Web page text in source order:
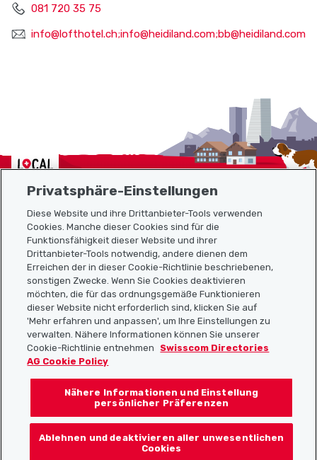
081 720 35 75
info@lofthotel.ch;info@heidiland.com;bb@heidiland.com
Localcities
Sitemap
Nützliche Links
Localcities App herunterladen
Folgt uns auf:
Privatsphäre-Einstellungen
Diese Website und ihre Drittanbieter-Tools verwenden
Cookies. Manche dieser Cookies sind für die
Funktionsfähigkeit dieser Website und ihrer
Drittanbieter-Tools notwendig, andere dienen dem
Erreichen der in dieser Cookie-Richtlinie beschriebenen,
sonstigen Zwecke. Wenn Sie Cookies deaktivieren
möchten, die für das ordnungsgemäße Funktionieren
dieser Website nicht erforderlich sind, klicken Sie auf
'Mehr erfahren und anpassen', um Ihre Einstellungen zu
verwalten. Nähere Informationen können Sie unserer
Cookie-Richtlinie entnehmen
Swisscom Directories
AG Cookie Policy
Nähere Informationen und Einstellung
persönlicher Präferenzen
Ablehnen und deaktivieren aller unwesentlichen
Cookies